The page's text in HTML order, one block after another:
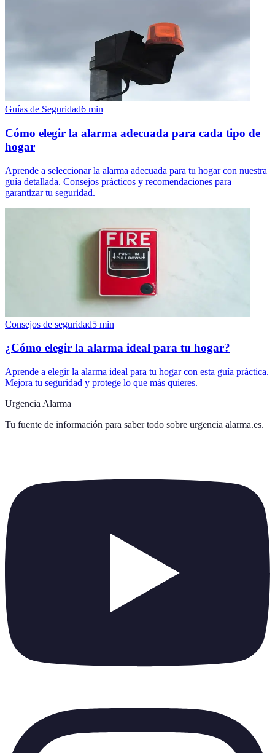
Guías de Seguridad6 min
Cómo elegir la alarma adecuada para cada tipo de
hogar
Aprende a seleccionar la alarma adecuada para tu hogar con nuestra
guía detallada. Consejos prácticos y recomendaciones para
garantizar tu seguridad.
Consejos de seguridad5 min
¿Cómo elegir la alarma ideal para tu hogar?
Aprende a elegir la alarma ideal para tu hogar con esta guía práctica.
Mejora tu seguridad y protege lo que más quieres.
Urgencia Alarma
Tu fuente de información para saber todo sobre urgencia alarma.es.